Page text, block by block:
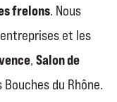
frelons. Nous
et les
,Salon de
du Rhône.